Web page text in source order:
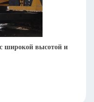
широкой высотой и